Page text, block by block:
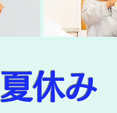
夏休み